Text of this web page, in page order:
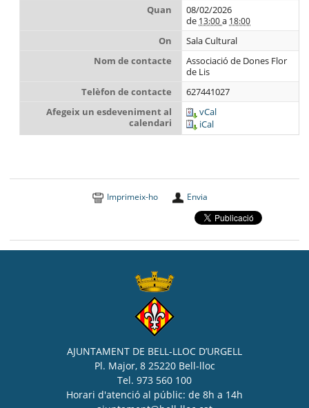
Quan
08/02/2026
de 13:00 a 18:00
On
Sala Cultural
Nom de contacte
Associació de Dones Flor
de Lis
Telèfon de contacte
627441027
Afegeix un esdeveniment al
calendari
vCal
iCal
Imprimeix-ho Envia
AJUNTAMENT DE BELL-LLOC D’URGELL
Pl. Major, 8 25220 Bell-lloc
Tel. 973 560 100
Horari d'atenció al públic: de 8h a 14h